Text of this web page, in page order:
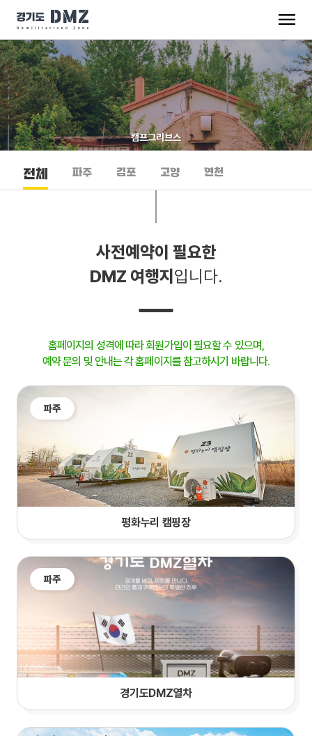
캠프그리브스
전체 파주 김포 고양 연천
사전예약이 필요한
DMZ 여행지 입니다.
홈페이지의 성격에 따라 회원가입이 필요할 수 있으며,
예약 문의 및 안내는 각 홈페이지를 참고하시기 바랍니다.
파주
평화누리 캠핑장
파주
경기도DMZ열차